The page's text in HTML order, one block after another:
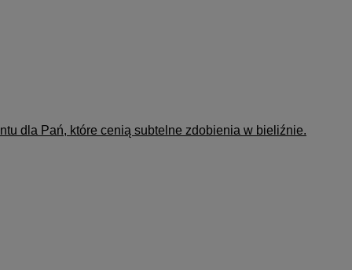
dla Pań, które cenią subtelne zdobienia w bieliźnie.